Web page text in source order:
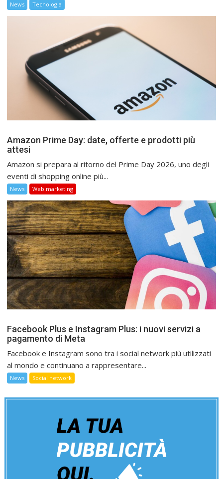
News Tecnologia
Amazon Prime Day: date, offerte e prodotti più
attesi
Amazon si prepara al ritorno del Prime Day 2026, uno degli
eventi di shopping online più...
News Web marketing
Facebook Plus e Instagram Plus: i nuovi servizi a
pagamento di Meta
Facebook e Instagram sono tra i social network più utilizzati
al mondo e continuano a rappresentare...
News Social network